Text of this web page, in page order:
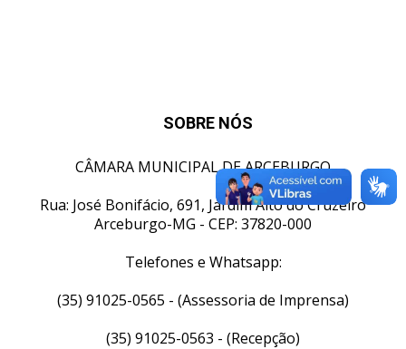
SOBRE NÓS
CÂMARA MUNICIPAL DE ARCEBURGO
Rua: José Bonifácio, 691, Jardim Alto do Cruzeiro
Arceburgo-MG - CEP: 37820-000
Telefones e Whatsapp:
(35) 91025-0565 - (Assessoria de Imprensa)
(35) 91025-0563 - (Recepção)